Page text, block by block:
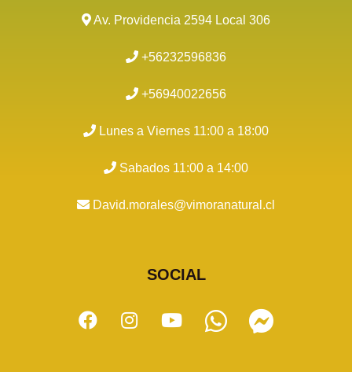
Av. Providencia 2594 Local 306
+56232596836
+56940022656
Lunes a Viernes 11:00 a 18:00
Sabados 11:00 a 14:00
David.morales@vimoranatural.cl
SOCIAL